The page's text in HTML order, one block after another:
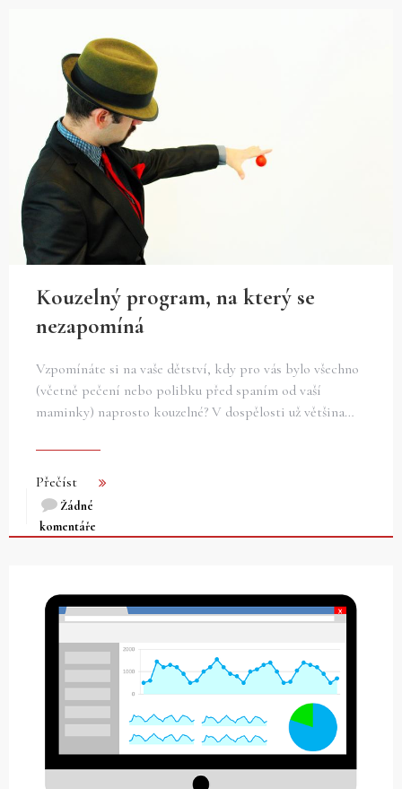
Kouzelný program, na který se
nezapomíná
Vzpomínáte si na vaše dětství, kdy pro vás bylo všechno
(včetně pečení nebo polibku před spaním od vaší
maminky) naprosto kouzelné? V dospělosti už většina…
Přečíst
Žádné
komentáře